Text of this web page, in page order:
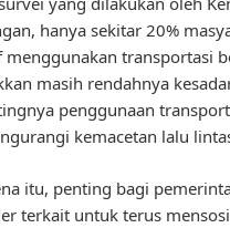
hanya sekitar 20%
menggunakan transportasi
masih rendahnya
penggunaan
kemacetan lalu
itu, penting bagi
terkait untuk terus